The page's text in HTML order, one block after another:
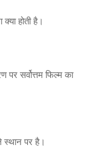
होती है।
पर सर्वोत्तम फिल्म का
स्थान पर है।